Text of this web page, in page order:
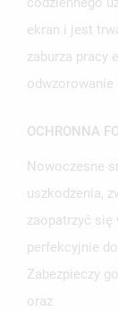
ekran i jest
zaburza pracy
odwzorowanie
OCHRONNA
Nowoczesne
uszkodzenia,
zaopatrzyć się
perfekcyjnie
Zabezpieczy
oraz
MOJE
UTWÓRZ
NAZWA LISTY
ZALOGUJ
MUSISZ BYĆ